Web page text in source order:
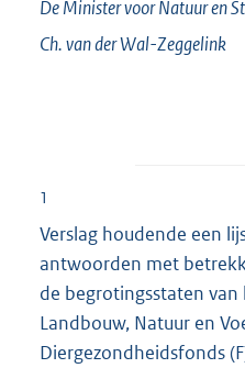
De Minister voor Natuur en
Ch. van derWal-Zeggelink
1
Verslag houdende een
antwoorden met
de begrotingsstaten
Landbouw, Natuur en
Diergezondheidsfonds